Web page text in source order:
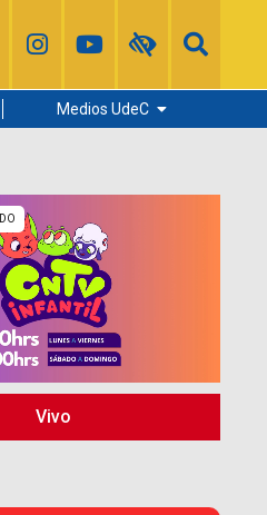
Medios UdeC
Radio UdeC
Noticias UdeC
La Discusión
Vivo